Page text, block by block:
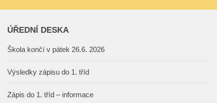
ÚŘEDNÍ DESKA
Škola končí v pátek 26.6. 2026
Výsledky zápisu do 1. tříd
Zápis do 1. tříd – informace